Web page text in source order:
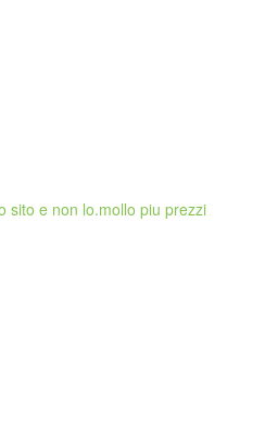
sito e non lo.mollo piu prezzi